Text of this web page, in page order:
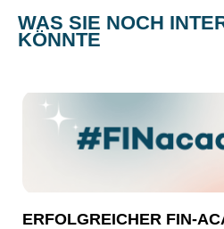
WAS SIE NOCH
KÖNNTE
ERFOLGREICHER FIN-